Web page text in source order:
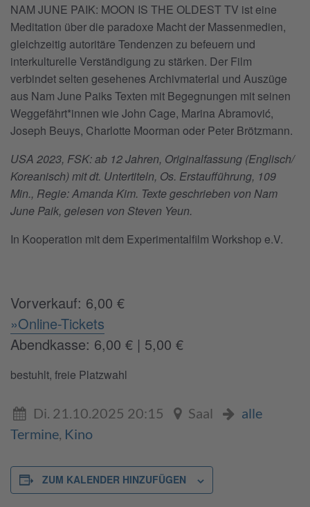
NAM JUNE PAIK: MOON IS THE OLDEST TV ist eine
Meditation über die paradoxe Macht der Massenmedien,
gleichzeitig autoritäre Tendenzen zu befeuern und
interkulturelle Verständigung zu stärken. Der Film
verbindet selten gesehenes Archivmaterial und Auszüge
aus Nam June Paiks Texten mit Begegnungen mit seinen
Weggefährt*innen wie John Cage, Marina Abramović,
Joseph Beuys, Charlotte Moorman oder Peter Brötzmann.
USA 2023, FSK: ab 12 Jahren, Originalfassung (Englisch/
Koreanisch) mit dt. Untertiteln, Os. Erstaufführung, 109
Min., Regie: Amanda Kim. Texte geschrieben von Nam
June Paik, gelesen von Steven Yeun.
In Kooperation mit dem Experimentalfilm Workshop e.V.
Vorverkauf: 6,00 €
»Online-Tickets
Abendkasse: 6,00 € | 5,00 €
bestuhlt, freie Platzwahl
Di. 21.10.2025 20:15 Saal
alle
Termine Kino
ZUM KALENDER HINZUFÜGEN